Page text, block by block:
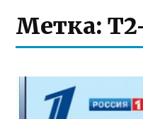
Метка: